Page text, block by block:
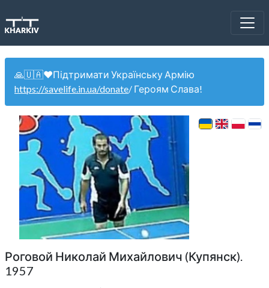
🙏🇺🇦❤️Підтримати Українську Армію
https://savelife.in.ua/donate/ Героям Слава!
Роговой Николай Михайлович (Купянск).
1957